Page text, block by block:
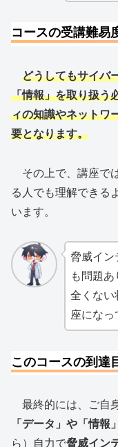
コースの受講難易
どうしてもサイバ
「情報」を取り扱う
ィの知識やネットワ
要となります。
その上で、講座で
る人でも理解できる
います。
脅威イン
も問題
全くない
座になっ
このコースの到達
最終的には、ご自
「データ」や「情報
ら）自力で脅威イン